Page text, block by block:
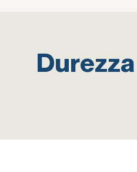
Durezza